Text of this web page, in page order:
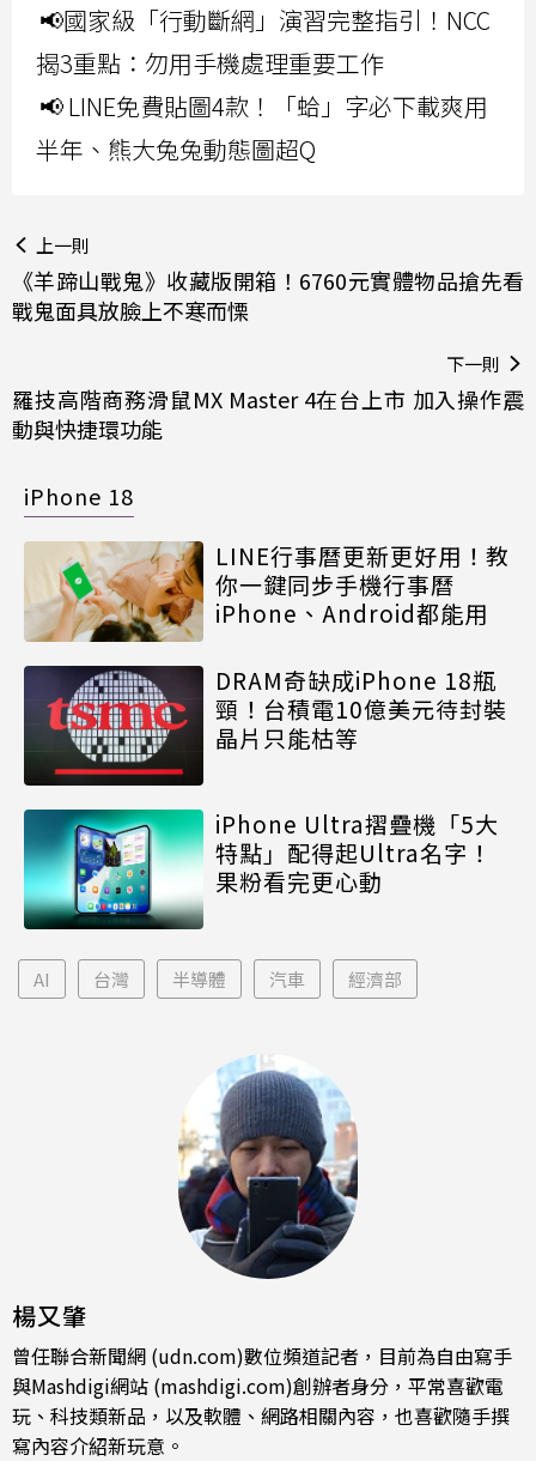
📢國家級「行動斷網」演習完整指引！NCC
揭3重點：勿用手機處理重要工作
📢 LINE免費貼圖4款！「蛤」字必下載爽用
半年、熊大兔兔動態圖超Q
上一則
《羊蹄山戰鬼》收藏版開箱！6760元實體物品搶先看
戰鬼面具放臉上不寒而慄
下一則
羅技高階商務滑鼠MX Master 4在台上市 加入操作震
動與快捷環功能
iPhone 18
LINE行事曆更新更好用！教
你一鍵同步手機行事曆
iPhone、Android都能用
DRAM奇缺成iPhone 18瓶
頸！台積電10億美元待封裝
晶片只能枯等
iPhone Ultra摺疊機「5大
特點」配得起Ultra名字！
果粉看完更心動
AI 台灣 半導體 汽車 經濟部
楊又肇
曾任聯合新聞網 (udn.com)數位頻道記者，目前為自由寫手
與Mashdigi網站 (mashdigi.com)創辦者身分，平常喜歡電
玩、科技類新品，以及軟體、網路相關內容，也喜歡隨手撰
寫內容介紹新玩意。